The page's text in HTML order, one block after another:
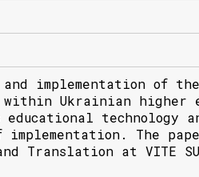
implementation of
within Ukrainian
technology
The
Translation at VITE